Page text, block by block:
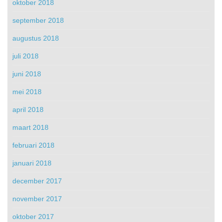
oktober 2018
september 2018
augustus 2018
juli 2018
juni 2018
mei 2018
april 2018
maart 2018
februari 2018
januari 2018
december 2017
november 2017
oktober 2017